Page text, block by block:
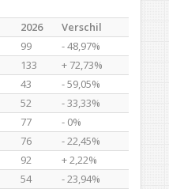
2026
Verschil
99
- 48,97%
133
+ 72,73%
43
- 59,05%
52
- 33,33%
77
- 0%
76
- 22,45%
92
+ 2,22%
54
- 23,94%